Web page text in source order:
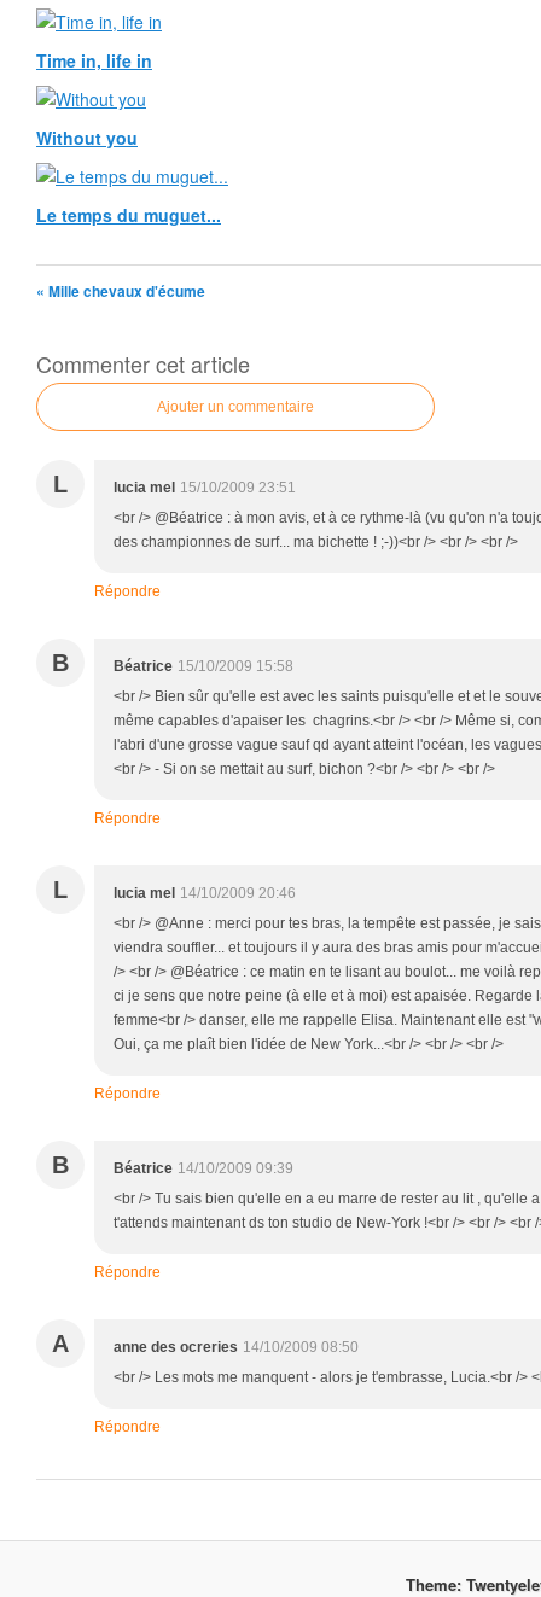
Time in, life in
Without you
Le temps du muguet...
« Mille chevaux d'écume
Commenter cet article
Ajouter un commentaire
L lucia mel 15/10/2009 23:51
<br /> @Béatrice : à mon avis, et à ce rythme-là (vu qu'on n'a
des championnes de surf... ma bichette ! ;-))<br /> <br /> <br />
Répondre
B Béatrice 15/10/2009 15:58
<br /> Bien sûr qu'elle est avec les saints puisqu'elle et et le
même capables d'apaiser les chagrins.<br /> <br /> Même si,
l'abri d'une grosse vague sauf qd ayant atteint l'océan, les
<br /> - Si on se mettait au surf, bichon ?<br /> <br /> <br />
Répondre
L lucia mel 14/10/2009 20:46
<br /> @Anne : merci pour tes bras, la tempête est passée, je
viendra souffler... et toujours il y aura des bras amis pour
/> <br /> @Béatrice : ce matin en te lisant au boulot... me voilà
ci je sens que notre peine (à elle et à moi) est apaisée. Regarde
femme<br /> danser, elle me rappelle Elisa. Maintenant elle est
Oui, ça me plaît bien l'idée de New York...<br /> <br /> <br />
Répondre
B Béatrice 14/10/2009 09:39
<br /> Tu sais bien qu'elle en a eu marre de rester au lit , qu'elle
t'attends maintenant ds ton studio de New-York !<br /> <br /> <br /
Répondre
A anne des ocreries 14/10/2009 08:50
<br /> Les mots me manquent - alors je t'embrasse, Lucia.<br />
Répondre
Theme: